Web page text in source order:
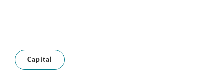
Capital